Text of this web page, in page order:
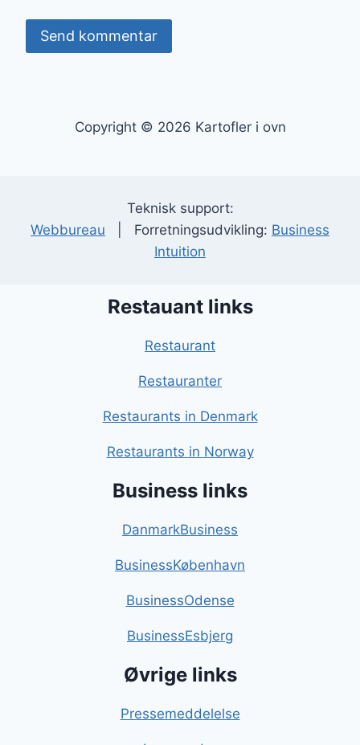
Copyright © 2026 Kartofler i ovn
Teknisk support:
Webbureau | Forretningsudvikling: Business
Intuition
Restauant links
Restaurant
Restauranter
Restaurants in Denmark
Restaurants in Norway
Business links
DanmarkBusiness
BusinessKøbenhavn
BusinessOdense
BusinessEsbjerg
Øvrige links
Pressemeddelelse